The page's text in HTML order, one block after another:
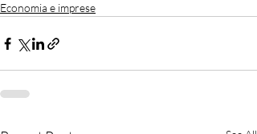
Economia e imprese